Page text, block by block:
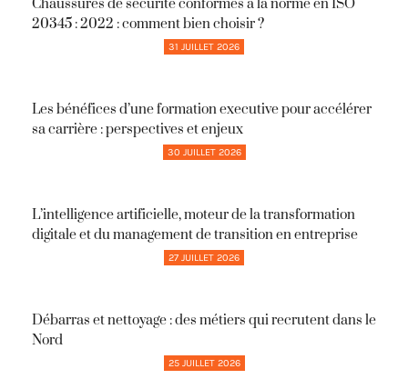
Chaussures de sécurité conformes à la norme en ISO
20345 : 2022 : comment bien choisir ?
31 JUILLET 2026
Les bénéfices d’une formation executive pour accélérer
sa carrière : perspectives et enjeux
30 JUILLET 2026
L’intelligence artificielle, moteur de la transformation
digitale et du management de transition en entreprise
27 JUILLET 2026
Débarras et nettoyage : des métiers qui recrutent dans le
Nord
25 JUILLET 2026